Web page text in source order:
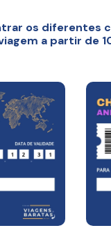
os diferentes
a partir de